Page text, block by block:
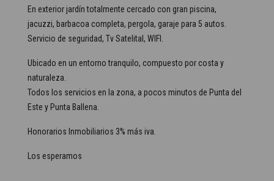
En exterior jardín totalmente cercado con gran piscina,
jacuzzi, barbacoa completa, pergola, garaje para 5 autos.
Servicio de seguridad, Tv Satelital, WIFI.
Ubicado en un entorno tranquilo, compuesto por costa y
naturaleza.
Todos los servicios en la zona, a pocos minutos de Punta del
Este y Punta Ballena.
Honorarios Inmobiliarios 3% más iva.
Los esperamos